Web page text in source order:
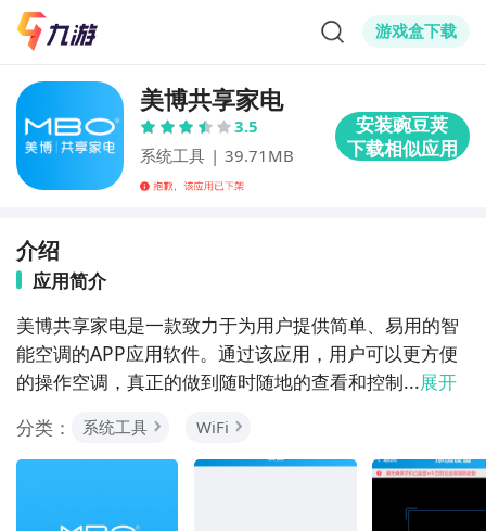
游戏盒下载
美博共享家电
3.5
系统工具 | 39.71MB
介绍
应用简介
美博共享家电是一款致力于为用户提供简单、易用的智
能空调的APP应用软件。通过该应用，用户可以更方便
的操作空调，真正的做到随时随地的查看和控制...展开
分类：
系统工具 WiFi